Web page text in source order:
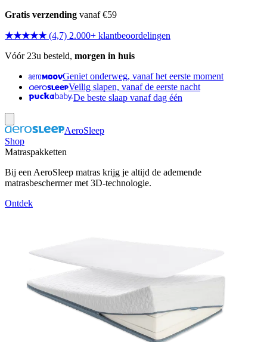
Gratis verzending vanaf €59
★★★★★ (4,7) 2.000+ klantbeoordelingen
Vóór 23u besteld, morgen in huis
Geniet onderweg, vanaf het eerste moment
Veilig slapen, vanaf de eerste nacht
De beste slaap vanaf dag één
AeroSleep
Shop
Matraspakketten
Bij een AeroSleep matras krijg je altijd de ademende
matrasbeschermer met 3D-technologie.
Ontdek